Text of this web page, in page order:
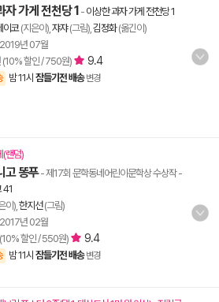
자 가게 전천당 1- 이상한 과자 가게 전천당 1
이코(지은이), 쟈쟈(그림), 김정화(옮긴이)
2019년 07월
(10% 할인 / 750원) 9.4
밤 11시 잠들기전 배송 변경
(랜덤)
고 똥푸- 제17회 문학동네어린이문학상 수상작-
41
이), 한지선(그림)
2017년 02월
할인 / 550원) 9.4
밤 11시 잠들기전 배송 변경